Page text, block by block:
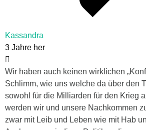
Kassandra
3 Jahre her
Wir haben auch keinen wirklichen
Schlimm, wie uns welche da über den
sowohl für die Milliarden für den Krieg
werden wir und unsere Nachkommen
zwar mit Leib und Leben wie mit Hab